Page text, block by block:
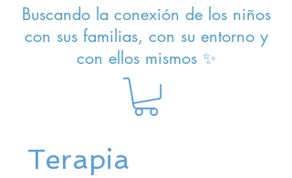
Buscando la conexión de los niños
con sus familias, con su entorno y
con ellos mismos ✨
Terapia